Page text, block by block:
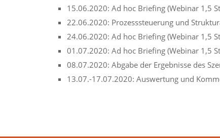
15.06.2020: Ad hoc Briefing (Webinar 1,5
22.06.2020: Prozesssteuerung und
24.06.2020: Ad hoc Briefing (Webinar 1,5
01.07.2020: Ad hoc Briefing (Webinar 1,5
08.07.2020: Abgabe der Ergebnisse des
13.07.-17.07.2020: Auswertung und